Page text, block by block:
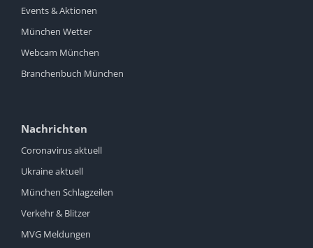
Events & Aktionen
München Wetter
Webcam München
Branchenbuch München
Nachrichten
Coronavirus aktuell
Ukraine aktuell
München Schlagzeilen
Verkehr & Blitzer
MVG Meldungen